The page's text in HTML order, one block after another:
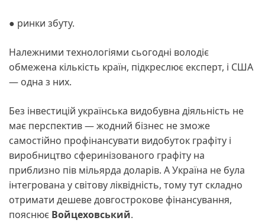
● ринки збуту.
Належними технологіями сьогодні володіє
обмежена кількість країн, підкреслює експерт, і США
— одна з них.
Без інвестицій українська видобувна діяльність не
має перспектив — жодний бізнес не зможе
самостійно профінансувати видобуток графіту і
виробництво сферинізованого графіту на
приблизно пів мільярда доларів. А Україна не була
інтегрована у світову ліквідність, тому тут складно
отримати дешеве довгострокове фінансування,
пояснює Войцеховський.